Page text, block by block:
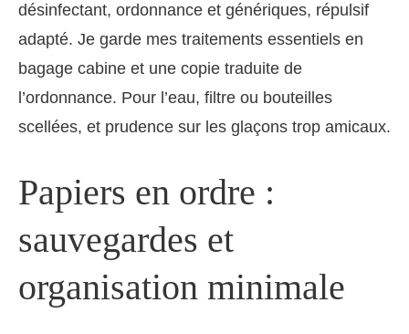
désinfectant, ordonnance et génériques, répulsif
adapté. Je garde mes traitements essentiels en
bagage cabine et une copie traduite de
l’ordonnance. Pour l’eau, filtre ou bouteilles
scellées, et prudence sur les glaçons trop amicaux.
Papiers en ordre :
sauvegardes et
organisation minimale